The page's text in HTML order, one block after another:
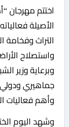
اختتم مهرجان
الأصيلة
التراث وفخامة
واستصلاح
وبرعاية وزير
جماهيري ودولي
وأهم فعاليات
وشهد اليوم